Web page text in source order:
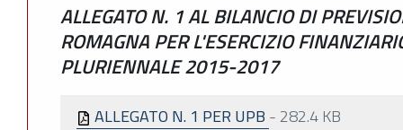
ALLEGATO N. 1 AL BILANCIO DI
ROMAGNA PER L'ESERCIZIO
PLURIENNALE 2015-2017
ALLEGATO N. 1 PER UPB - 282.4 KB